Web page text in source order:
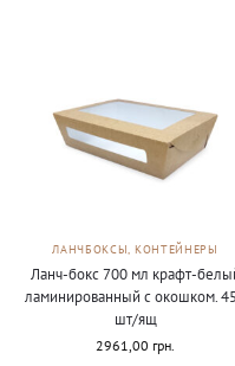
ЛАНЧБОКСЫ, КОНТЕЙНЕРЫ
Ланч-бокс 700 мл крафт-
ламинированный с окошком.
шт/ящ
2961,00 грн.